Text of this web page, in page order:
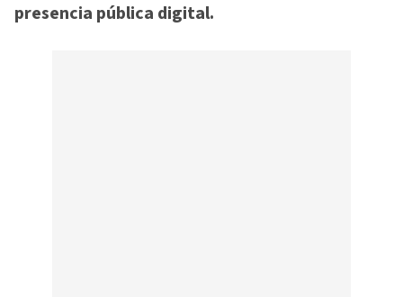
presencia pública digital.